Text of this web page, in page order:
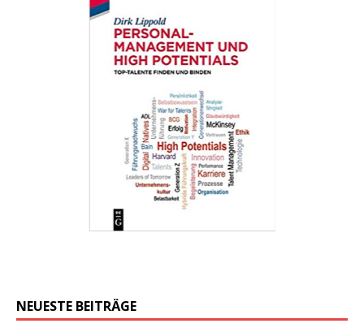
NEUESTE BEITRÄGE